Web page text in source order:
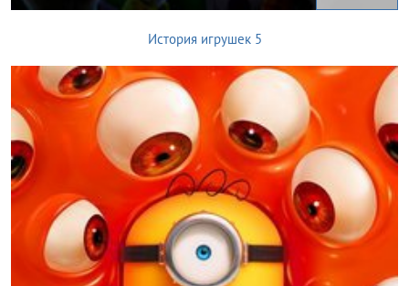
История игрушек 5